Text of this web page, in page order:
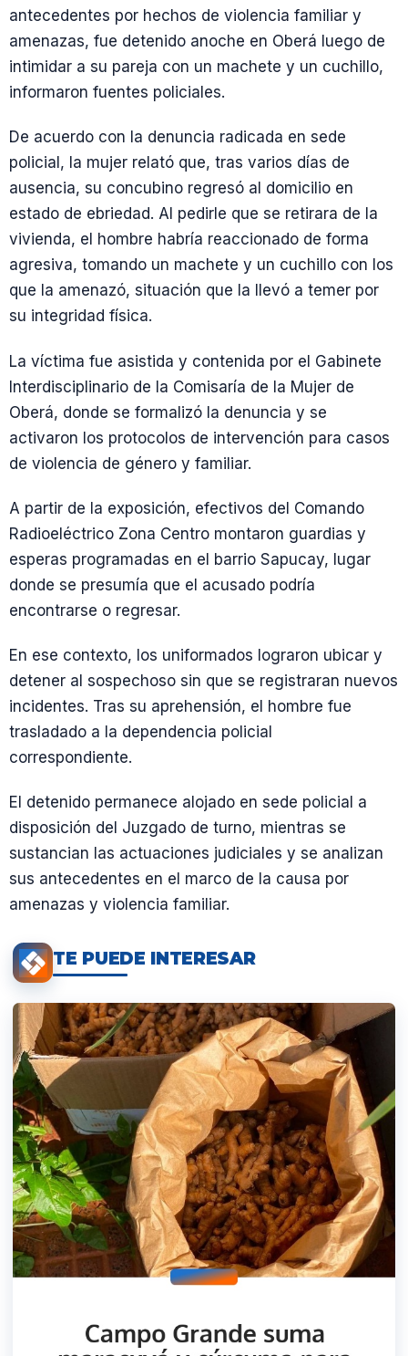
antecedentes por hechos de violencia familiar y
amenazas, fue detenido anoche en Oberá luego de
intimidar a su pareja con un machete y un cuchillo,
informaron fuentes policiales.
De acuerdo con la denuncia radicada en sede
policial, la mujer relató que, tras varios días de
ausencia, su concubino regresó al domicilio en
estado de ebriedad. Al pedirle que se retirara de la
vivienda, el hombre habría reaccionado de forma
agresiva, tomando un machete y un cuchillo con los
que la amenazó, situación que la llevó a temer por
su integridad física.
La víctima fue asistida y contenida por el Gabinete
Interdisciplinario de la Comisaría de la Mujer de
Oberá, donde se formalizó la denuncia y se
activaron los protocolos de intervención para casos
de violencia de género y familiar.
A partir de la exposición, efectivos del Comando
Radioeléctrico Zona Centro montaron guardias y
esperas programadas en el barrio Sapucay, lugar
donde se presumía que el acusado podría
encontrarse o regresar.
En ese contexto, los uniformados lograron ubicar y
detener al sospechoso sin que se registraran nuevos
incidentes. Tras su aprehensión, el hombre fue
trasladado a la dependencia policial
correspondiente.
El detenido permanece alojado en sede policial a
disposición del Juzgado de turno, mientras se
sustancian las actuaciones judiciales y se analizan
sus antecedentes en el marco de la causa por
amenazas y violencia familiar.
TE PUEDE INTERESAR